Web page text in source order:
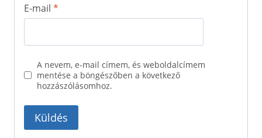
E-mail *
A nevem, e-mail címem, és weboldalcímem
mentése a böngészőben a következő
hozzászólásomhoz.